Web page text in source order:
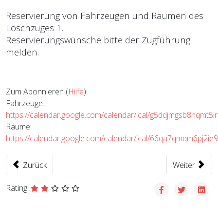
Reservierung von Fahrzeugen und Räumen des
Löschzuges 1.
Reservierungswünsche bitte der Zugführung
melden.
Zum Abonnieren (Hilfe):
Fahrzeuge:
https://calendar.google.com/calendar/ical/
Räume:
https://calendar.google.com/calendar/ical/
Vorheriger Beitrag: ABC Zug Nord
Zurück Nächster
Weiter
Rating: